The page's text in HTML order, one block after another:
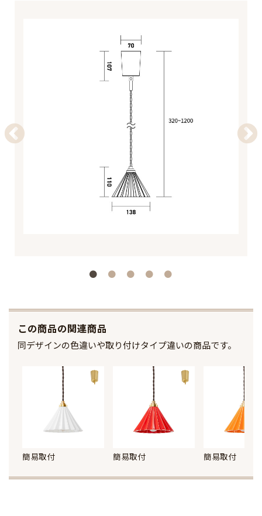
この商品の関連商品
同デザインの色違いや取り付けタイプ違いの商品です。
簡易取付 簡易取付 簡易取付